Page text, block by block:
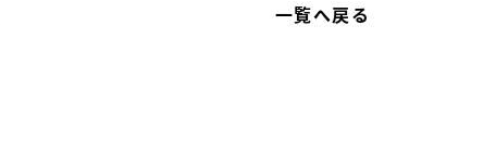
一覧へ戻る